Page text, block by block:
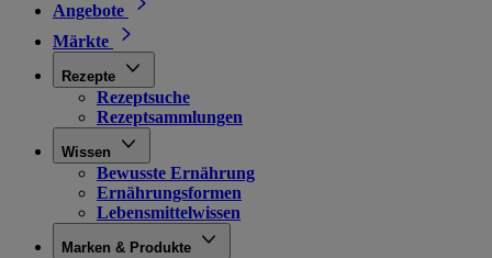
Angebote
Märkte
Rezepte
Rezeptsuche
Rezeptsammlungen
Wissen
Bewusste Ernährung
Ernährungsformen
Lebensmittelwissen
Marken & Produkte